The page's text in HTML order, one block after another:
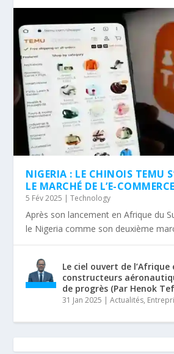
NIGERIA : LE CHINOIS TEMU
LE MARCHÉ DE L’E-COMMERCE
5 Fév 2025 |Technology
Après son lancement en Afrique du
le Nigeria comme son deuxième
Le ciel ouvert de l’Afrique
constructeurs
de progrès (Par Henok
31 Jan 2025 |Actualités,